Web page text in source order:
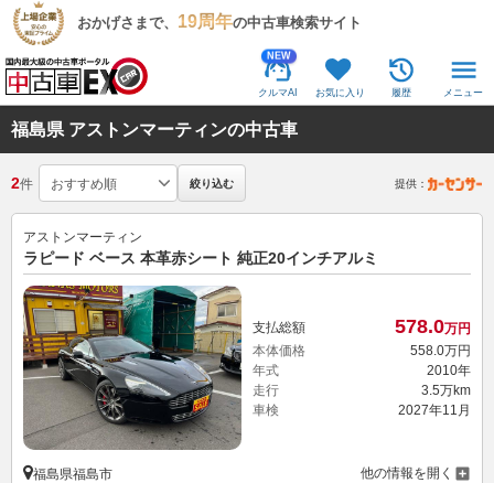
おかげさまで、 19周年の中古車検索サイト
NEW
クルマAI お気に入り 履歴 メニュー
福島県 アストンマーティンの中古車
2件 絞り込む 提供：
アストンマーティン
ラピード ベース 本革赤シート 純正20インチアルミ
支払総額 578.0万円
本体価格
558. 0万円
年式
2010年
走行
3.5万km
車検
2027年11月
福島県福島市 他の情報を開く